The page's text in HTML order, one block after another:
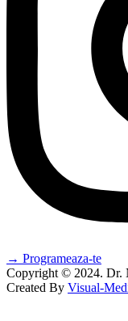
Programeaza-te
Copyright © 2024. Dr.
Created By Visual-